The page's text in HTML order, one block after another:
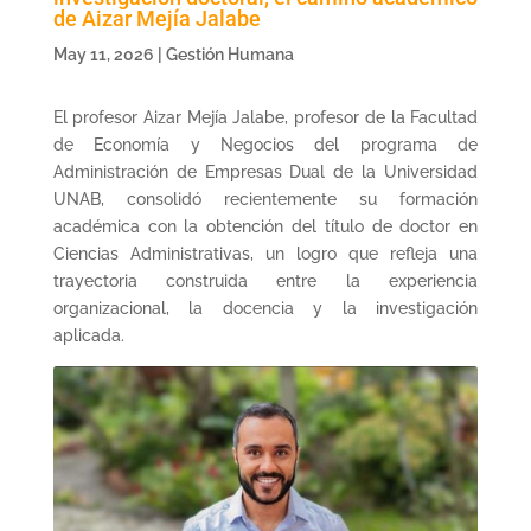
de Aizar Mejía Jalabe
May 11, 2026 Gestión Humana
El profesor Aizar Mejía Jalabe, profesor de la Facultad
de Economía y Negocios del programa de
Administración de Empresas Dual de la Universidad
UNAB, consolidó recientemente su formación
académica con la obtención del título de doctor en
Ciencias Administrativas, un logro que refleja una
trayectoria construida entre la experiencia
organizacional, la docencia y la investigación
aplicada.